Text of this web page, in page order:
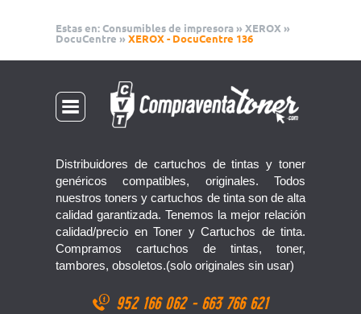
Estas en: Consumibles de impresora » XEROX »
DocuCentre » XEROX - DocuCentre 136
Distribuidores de cartuchos de tintas y toner
genéricos compatibles, originales. Todos
nuestros toners y cartuchos de tinta son de alta
calidad garantizada. Tenemos la mejor relación
calidad/precio en Toner y Cartuchos de tinta.
Compramos cartuchos de tintas, toner,
tambores, obsoletos.(solo originales sin usar)
952 166 062 - 663 766 621